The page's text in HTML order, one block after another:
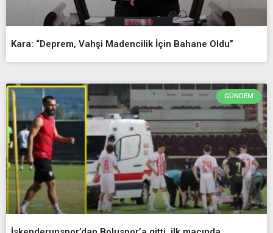
Kara: “Deprem, Vahşi Madencilik İçin Bahane Oldu”
GÜNDEM